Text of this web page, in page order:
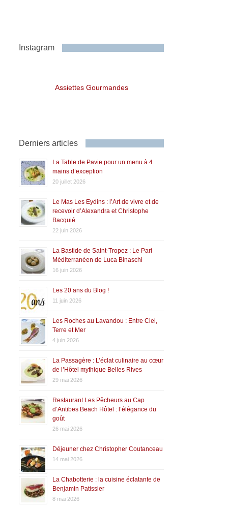
Instagram
Assiettes Gourmandes
Derniers articles
La Table de Pavie pour un menu à 4
mains d’exception
20 juillet 2026
Le Mas Les Eydins : l’Art de vivre et de
recevoir d’Alexandra et Christophe
Bacquié
22 juin 2026
La Bastide de Saint-Tropez : Le Pari
Méditerranéen de Luca Binaschi
16 juin 2026
Les 20 ans du Blog !
11 juin 2026
Les Roches au Lavandou : Entre Ciel,
Terre et Mer
4 juin 2026
La Passagère : L’éclat culinaire au cœur
de l’Hôtel mythique Belles Rives
29 mai 2026
Restaurant Les Pêcheurs au Cap
d’Antibes Beach Hôtel : l’élégance du
goût
26 mai 2026
Déjeuner chez Christopher Coutanceau
14 mai 2026
La Chabotterie : la cuisine éclatante de
Benjamin Patissier
8 mai 2026